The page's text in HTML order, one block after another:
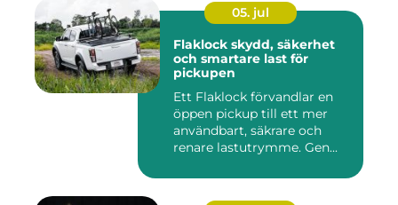
05. jul
Flaklock skydd, säkerhet
och smartare last för
pickupen
Ett Flaklock förvandlar en
öppen pickup till ett mer
användbart, säkrare och
renare lastutrymme. Gen...